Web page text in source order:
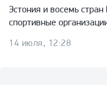
Эстония и восемь
спортивные
14 июля, 12:28